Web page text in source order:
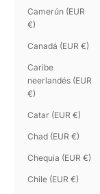
Camerún (EUR
€)
Canadá (EUR €)
Caribe
neerlandés (EUR
€)
Catar (EUR €)
Chad (EUR €)
Chequia (EUR €)
Chile (EUR €)